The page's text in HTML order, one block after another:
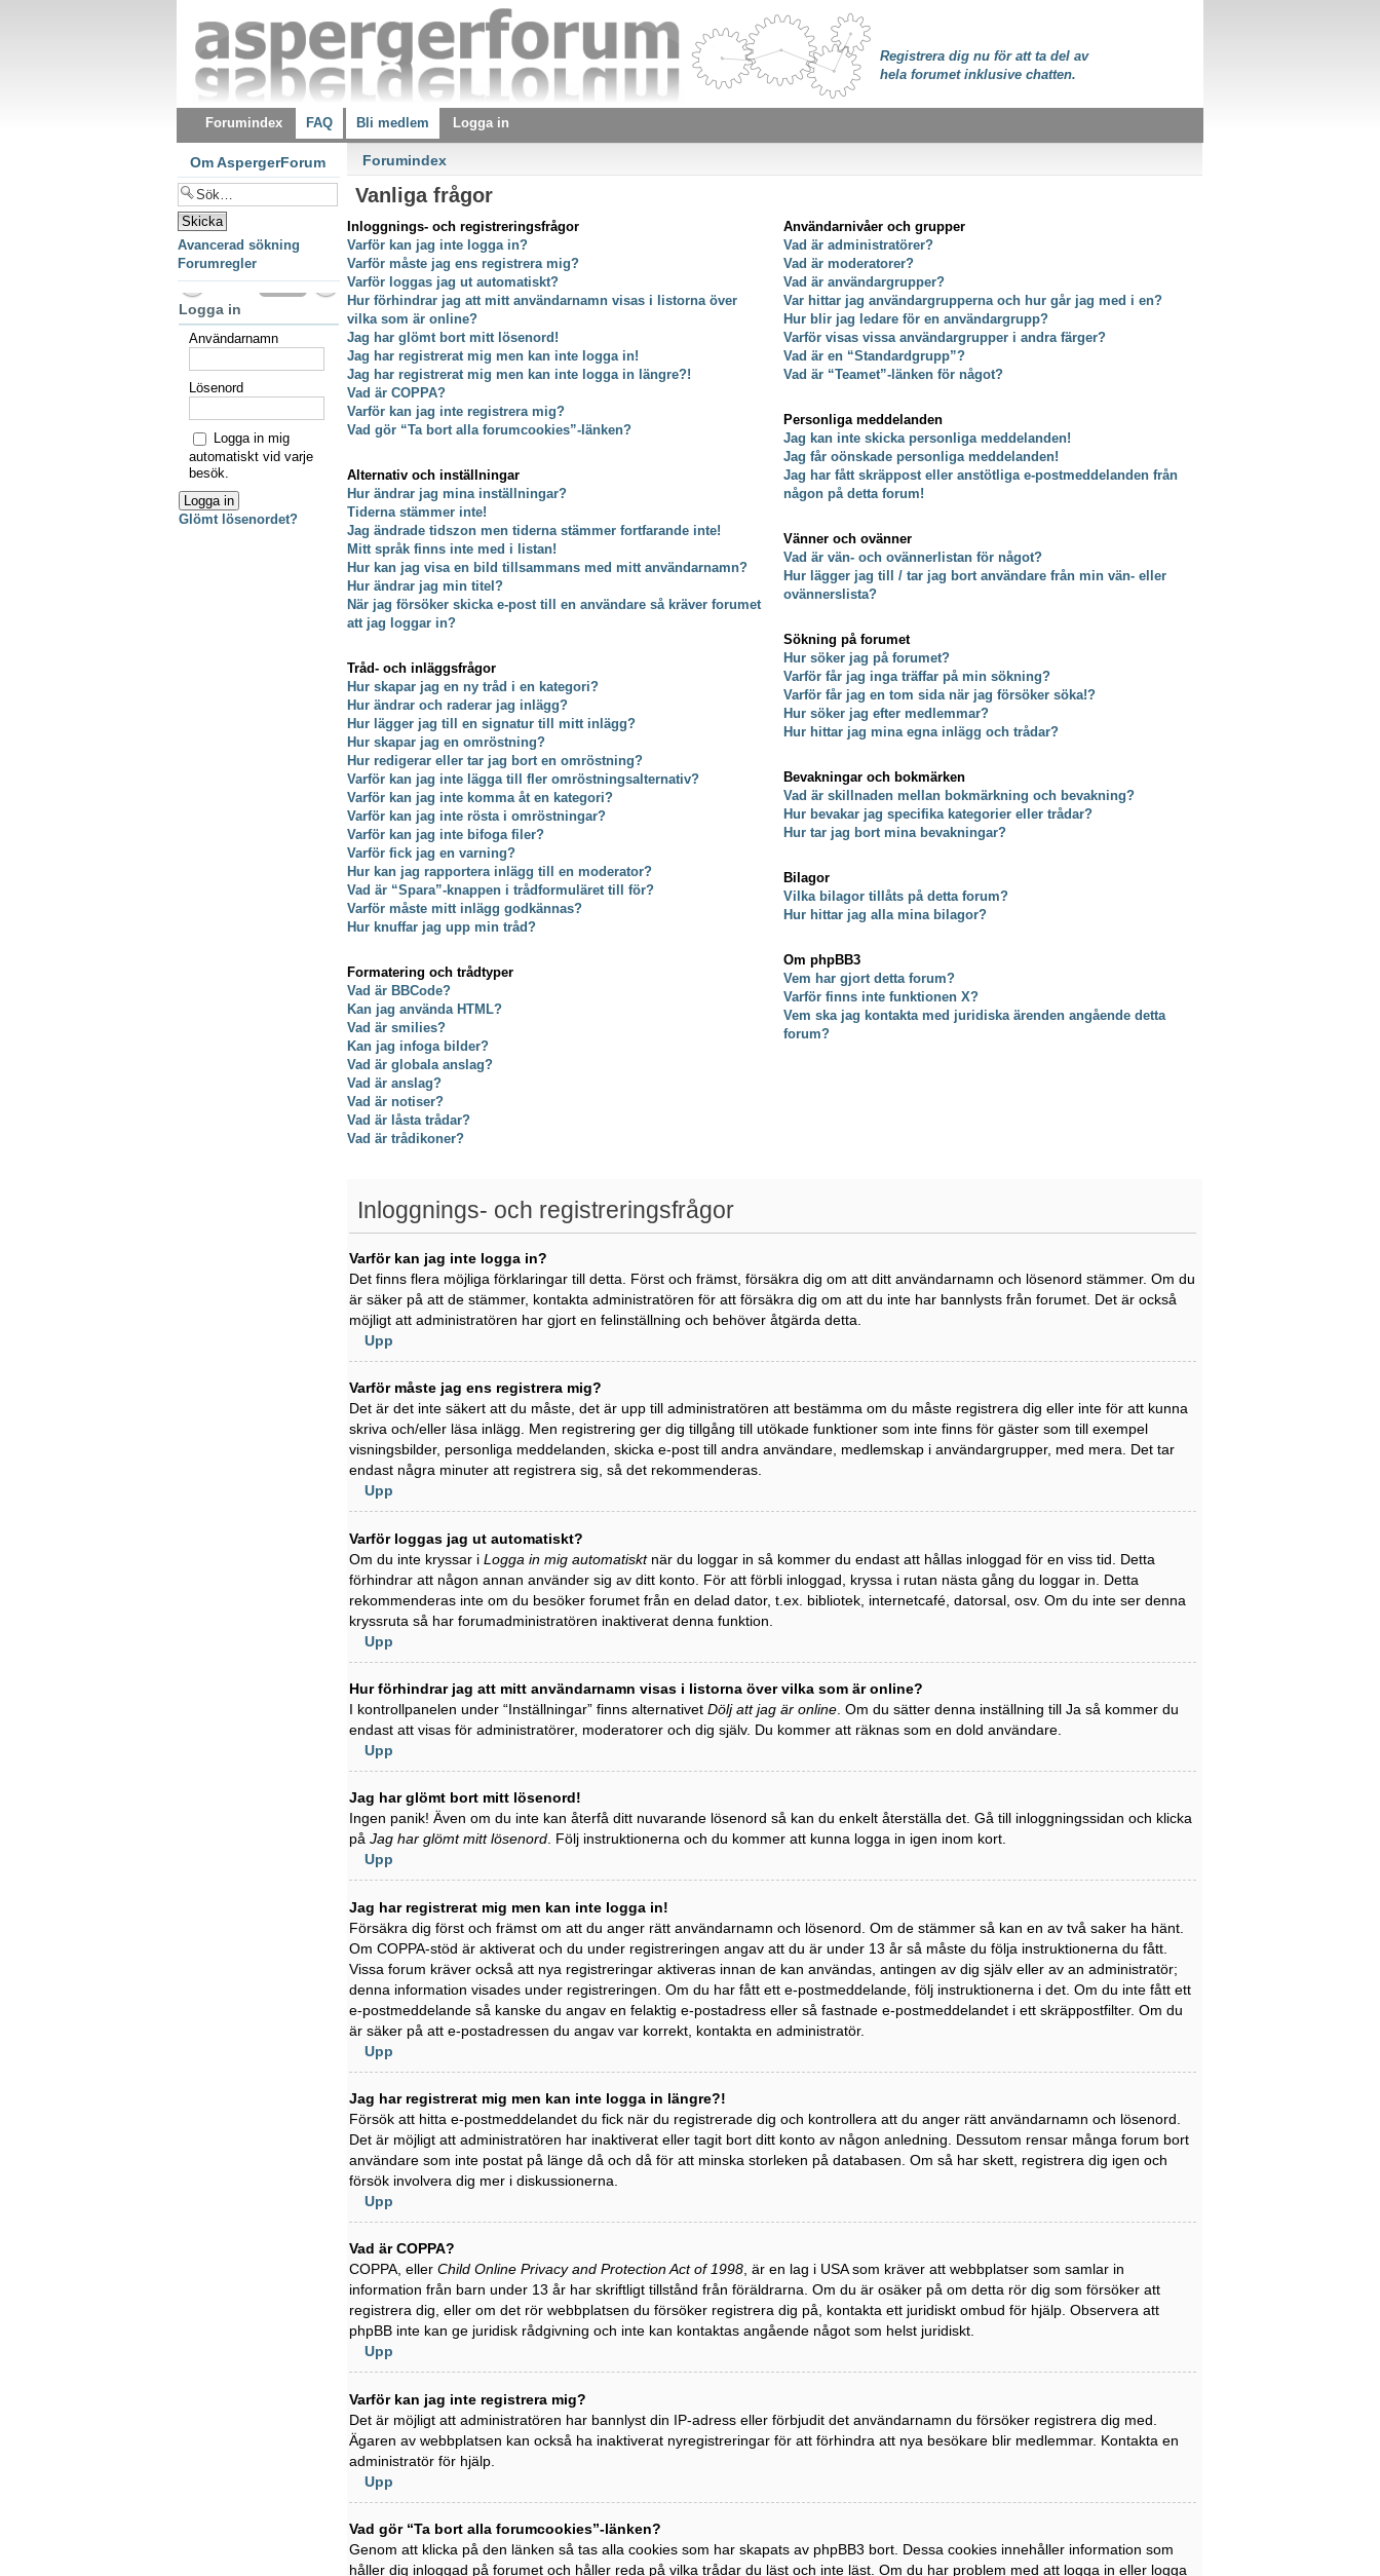
Registrera dig nu för att ta del av
hela forumet inklusive chatten.
Forumindex FAQ Bli medlem Logga in
Forumindex
Vanliga frågor
Inloggnings- och registreringsfrågor
Varför kan jag inte logga in?
Varför måste jag ens registrera mig?
Varför loggas jag ut automatiskt?
Hur förhindrar jag att mitt användarnamn visas i listorna över
vilka som är online?
Jag har glömt bort mitt lösenord!
Jag har registrerat mig men kan inte logga in!
Jag har registrerat mig men kan inte logga in längre?!
Vad är COPPA?
Varför kan jag inte registrera mig?
Vad gör “Ta bort alla forumcookies”-länken?
Alternativ och inställningar
Hur ändrar jag mina inställningar?
Tiderna stämmer inte!
Jag ändrade tidszon men tiderna stämmer fortfarande inte!
Mitt språk finns inte med i listan!
Hur kan jag visa en bild tillsammans med mitt användarnamn?
Hur ändrar jag min titel?
När jag försöker skicka e-post till en användare så kräver forumet
att jag loggar in?
Tråd- och inläggsfrågor
Hur skapar jag en ny tråd i en kategori?
Hur ändrar och raderar jag inlägg?
Hur lägger jag till en signatur till mitt inlägg?
Hur skapar jag en omröstning?
Hur redigerar eller tar jag bort en omröstning?
Varför kan jag inte lägga till fler omröstningsalternativ?
Varför kan jag inte komma åt en kategori?
Varför kan jag inte rösta i omröstningar?
Varför kan jag inte bifoga filer?
Varför fick jag en varning?
Hur kan jag rapportera inlägg till en moderator?
Vad är “Spara”-knappen i trådformuläret till för?
Varför måste mitt inlägg godkännas?
Hur knuffar jag upp min tråd?
Formatering och trådtyper
Vad är BBCode?
Kan jag använda HTML?
Vad är smilies?
Kan jag infoga bilder?
Vad är globala anslag?
Vad är anslag?
Vad är notiser?
Vad är låsta trådar?
Vad är trådikoner?
Användarnivåer och grupper
Vad är administratörer?
Vad är moderatorer?
Vad är användargrupper?
Var hittar jag användargrupperna och hur går jag med i en?
Hur blir jag ledare för en användargrupp?
Varför visas vissa användargrupper i andra färger?
Vad är en “Standardgrupp”?
Vad är “Teamet”-länken för något?
Personliga meddelanden
Jag kan inte skicka personliga meddelanden!
Jag får oönskade personliga meddelanden!
Jag har fått skräppost eller anstötliga e-postmeddelanden från
någon på detta forum!
Vänner och ovänner
Vad är vän- och ovännerlistan för något?
Hur lägger jag till / tar jag bort användare från min vän- eller
ovännerslista?
Sökning på forumet
Hur söker jag på forumet?
Varför får jag inga träffar på min sökning?
Varför får jag en tom sida när jag försöker söka!?
Hur söker jag efter medlemmar?
Hur hittar jag mina egna inlägg och trådar?
Bevakningar och bokmärken
Vad är skillnaden mellan bokmärkning och bevakning?
Hur bevakar jag specifika kategorier eller trådar?
Hur tar jag bort mina bevakningar?
Bilagor
Vilka bilagor tillåts på detta forum?
Hur hittar jag alla mina bilagor?
Om phpBB3
Vem har gjort detta forum?
Varför finns inte funktionen X?
Vem ska jag kontakta med juridiska ärenden angående detta
forum?
Inloggnings- och registreringsfrågor
Varför kan jag inte logga in?
Det finns flera möjliga förklaringar till detta. Först och främst, försäkra dig om att ditt användarnamn och lösenord stämmer. Om du
är säker på att de stämmer, kontakta administratören för att försäkra dig om att du inte har bannlysts från forumet. Det är också
möjligt att administratören har gjort en felinställning och behöver åtgärda detta.
Upp
Varför måste jag ens registrera mig?
Det är det inte säkert att du måste, det är upp till administratören att bestämma om du måste registrera dig eller inte för att kunna
skriva och/eller läsa inlägg. Men registrering ger dig tillgång till utökade funktioner som inte finns för gäster som till exempel
visningsbilder, personliga meddelanden, skicka e-post till andra användare, medlemskap i användargrupper, med mera. Det tar
endast några minuter att registrera sig, så det rekommenderas.
Upp
Varför loggas jag ut automatiskt?
Om du inte kryssar i Logga in mig automatisktnär du loggar in så kommer du endast att hållas inloggad för en viss tid. Detta
förhindrar att någon annan använder sig av ditt konto. För att förbli inloggad, kryssa i rutan nästa gång du loggar in. Detta
rekommenderas inte om du besöker forumet från en delad dator, t.ex. bibliotek, internetcafé, datorsal, osv. Om du inte ser denna
kryssruta så har forumadministratören inaktiverat denna funktion.
Upp
Hur förhindrar jag att mitt användarnamn visas i listorna över vilka som är online?
I kontrollpanelen under “Inställningar” finns alternativet Dölj att jag är online . Om du sätter denna inställning till Ja så kommer du
endast att visas för administratörer, moderatorer och dig själv. Du kommer att räknas som en dold användare.
Upp
Jag har glömt bort mitt lösenord!
Ingen panik! Även om du inte kan återfå ditt nuvarande lösenord så kan du enkelt återställa det. Gå till inloggningssidan och klicka
på Jag har glömt mitt lösenord. Följ instruktionerna och du kommer att kunna logga in igen inom kort.
Upp
Jag har registrerat mig men kan inte logga in!
Försäkra dig först och främst om att du anger rätt användarnamn och lösenord. Om de stämmer så kan en av två saker ha hänt.
Om COPPA-stöd är aktiverat och du under registreringen angav att du är under 13 år så måste du följa instruktionerna du fått.
Vissa forum kräver också att nya registreringar aktiveras innan de kan användas, antingen av dig själv eller av an administratör;
denna information visades under registreringen. Om du har fått ett e-postmeddelande, följ instruktionerna i det. Om du inte fått ett
e-postmeddelande så kanske du angav en felaktig e-postadress eller så fastnade e-postmeddelandet i ett skräppostfilter. Om du
är säker på att e-postadressen du angav var korrekt, kontakta en administratör.
Upp
Jag har registrerat mig men kan inte logga in längre?!
Försök att hitta e-postmeddelandet du fick när du registrerade dig och kontrollera att du anger rätt användarnamn och lösenord.
Det är möjligt att administratören har inaktiverat eller tagit bort ditt konto av någon anledning. Dessutom rensar många forum bort
användare som inte postat på länge då och då för att minska storleken på databasen. Om så har skett, registrera dig igen och
försök involvera dig mer i diskussionerna.
Upp
Vad är COPPA?
COPPA, eller Child Online Privacy and Protection Act of 1998, är en lag i USA som kräver att webbplatser som samlar in
information från barn under 13 år har skriftligt tillstånd från föräldrarna. Om du är osäker på om detta rör dig som försöker att
registrera dig, eller om det rör webbplatsen du försöker registrera dig på, kontakta ett juridiskt ombud för hjälp. Observera att
phpBB inte kan ge juridisk rådgivning och inte kan kontaktas angående något som helst juridiskt.
Upp
Varför kan jag inte registrera mig?
Det är möjligt att administratören har bannlyst din IP-adress eller förbjudit det användarnamn du försöker registrera dig med.
Ägaren av webbplatsen kan också ha inaktiverat nyregistreringar för att förhindra att nya besökare blir medlemmar. Kontakta en
administratör för hjälp.
Upp
Vad gör “Ta bort alla forumcookies”-länken?
Genom att klicka på den länken så tas alla cookies som har skapats av phpBB3 bort. Dessa cookies innehåller information som
håller dig inloggad på forumet och håller reda på vilka trådar du läst och inte läst. Om du har problem med att logga in eller logga
Om AspergerForum
Avancerad sökning
Forumregler
Logga in
Användarnamn
Lösenord
Logga in mig
automatiskt vid varje
besök.
Glömt lösenordet?